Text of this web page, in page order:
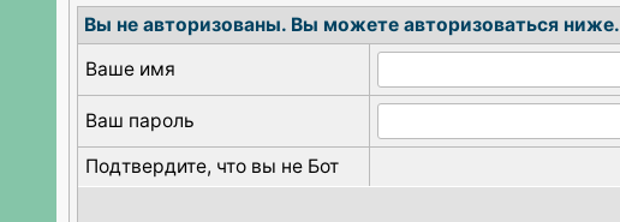
Вы не авторизованы. Вы можете авторизоваться ниже.
Ваше имя
Ваш пароль
Подтвердите, что вы не Бот